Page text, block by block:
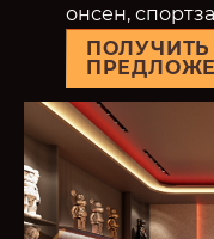
онсен,